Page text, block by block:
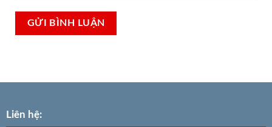
Liên hệ: